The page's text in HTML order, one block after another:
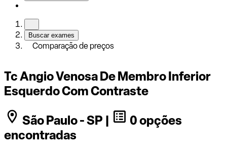
Buscar exames
Comparação de preços
Tc Angio Venosa De Membro Inferior
Esquerdo Com Contraste
São Paulo - SP |
0 opções
encontradas